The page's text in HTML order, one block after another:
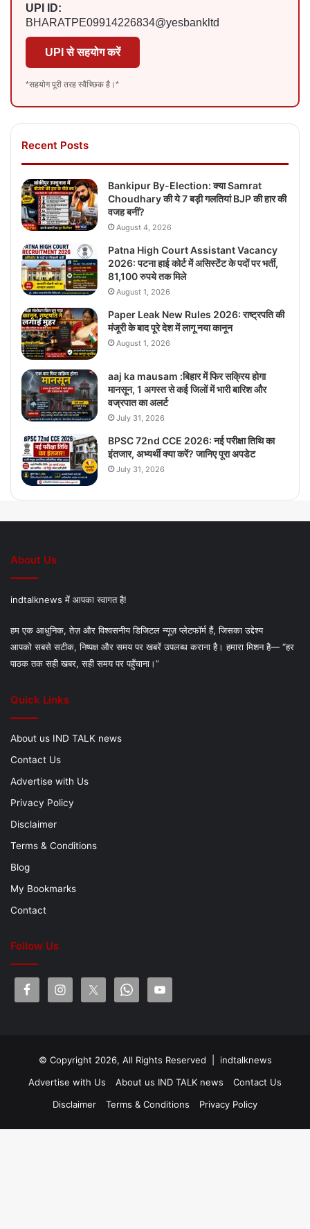
UPI ID:
BHARATPE09914226834@yesbankltd
UPI से सहयोग करें
*सहयोग पूरी तरह स्वैच्छिक है।*
Recent Posts
Bankipur By-Election: क्या Samrat
Choudhary की ये 7 बड़ी गलतियां BJP की हार की
वजह बनीं?
August 4, 2026
Patna High Court Assistant Vacancy
2026: पटना हाई कोर्ट में असिस्टेंट के पदों पर भर्ती,
81,100 रुपये तक मिले
August 1, 2026
Paper Leak New Rules 2026: राष्ट्रपति की
मंजूरी के बाद पूरे देश में लागू नया कानून
August 1, 2026
aaj ka mausam :बिहार में फिर सक्रिय होगा
मानसून, 1 अगस्त से कई जिलों में भारी बारिश और
वज्रपात का अलर्ट
July 31, 2026
BPSC 72nd CCE 2026: नई परीक्षा तिथि का
इंतजार, अभ्यर्थी क्या करें? जानिए पूरा अपडेट
July 31, 2026
About Us
indtalknews में आपका स्वागत है!
हम एक आधुनिक, तेज़ और विश्वसनीय डिजिटल न्यूज़ प्लेटफॉर्म हैं, जिसका उद्देश्य
आपको सबसे सटीक, निष्पक्ष और समय पर खबरें उपलब्ध कराना है। हमारा मिशन है— “हर
पाठक तक सही खबर, सही समय पर पहुँचाना।”
Quick Links
About us IND TALK news
Contact Us
Advertise with Us
Privacy Policy
Disclaimer
Terms & Conditions
Blog
My Bookmarks
Contact
Follow Us
© Copyright 2026, All Rights Reserved | indtalknews
Advertise with Us
About us IND TALK news
Contact Us
Disclaimer
Terms & Conditions Privacy Policy